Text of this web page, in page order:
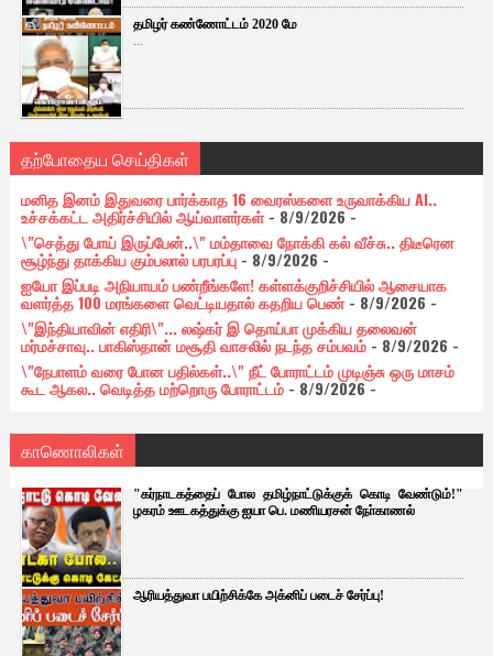
தமிழர் கண்ணோட்டம் 2020 மே
...
தற்போதைய செய்திகள்
மனித இனம் இதுவரை பார்க்காத 16 வைரஸ்களை உருவாக்கிய AI..
உச்சக்கட்ட அதிர்ச்சியில் ஆய்வாளர்கள்- 8/9/2026-
\"செத்து போய் இருப்பேன்..\" மம்தாவை நோக்கி கல் வீச்சு.. திடீரென
சூழ்ந்து தாக்கிய கும்பலால் பரபரப்பு- 8/9/2026 -
ஐயோ இப்படி அநியாயம் பண்றீங்களே! கள்ளக்குறிச்சியில் ஆசையாக
வளர்த்த 100 மரங்களை வெட்டியதால் கதறிய பெண்- 8/9/2026 -
\"இந்தியாவின் எதிரி\"... லஷ்கர் இ தொய்பா முக்கிய தலைவன்
மர்மச்சாவு.. பாகிஸ்தான் மசூதி வாசலில் நடந்த சம்பவம்- 8/9/2026 -
\"நேபாளம் வரை போன பதில்கள்..\" நீட் போராட்டம் முடிஞ்சு ஒரு மாசம்
கூட ஆகல.. வெடித்த மற்றொரு போராட்டம்- 8/9/2026-
காணொலிகள்
"கர்நாடகத்தைப் போல தமிழ்நாட்டுக்குக் கொடி வேண்டும்!"
ழகரம் ஊடகத்துக்கு ஐயா பெ. மணியரசன் நோ்காணல்
ஆரியத்துவா பயிற்சிக்கே அக்னிப் படைச் சேர்ப்பு!